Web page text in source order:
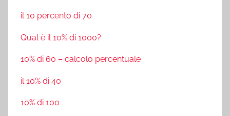
il 10 percento di 70
Qual è il 10% di 1000?
10% di 60 – calcolo percentuale
il 10% di 40
10% di 100